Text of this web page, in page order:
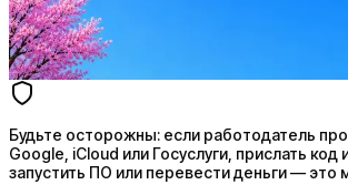
Будьте осторожны: если работодатель
Google, iCloud или Госуслуги, прислать код
запустить ПО или перевести деньги — это